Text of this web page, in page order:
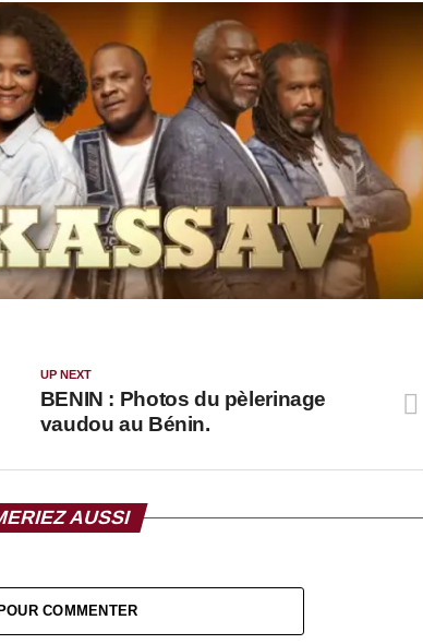
UP NEXT
BENIN : Photos du pèlerinage
vaudou au Bénin.
AUSSI
COMMENTER